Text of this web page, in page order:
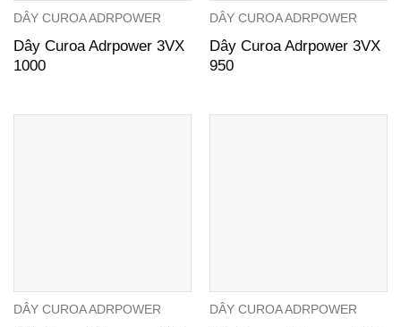
DÂY CUROA ADRPOWER
Dây Curoa Adrpower 3VX
1000
DÂY CUROA ADRPOWER
Dây Curoa Adrpower 3VX
950
DÂY CUROA ADRPOWER DÂY CUROA ADRPOWER